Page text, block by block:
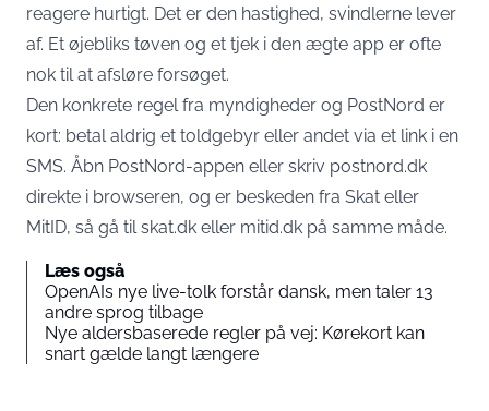
reagere hurtigt. Det er den hastighed, svindlerne lever
af. Et øjebliks tøven og et tjek i den ægte app er ofte
nok til at afsløre forsøget.
Den konkrete regel fra myndigheder og PostNord er
kort: betal aldrig et toldgebyr eller andet via et link i en
SMS. Åbn PostNord-appen eller skriv postnord.dk
direkte i browseren, og er beskeden fra Skat eller
MitID, så gå til skat.dk eller mitid.dk på samme måde.
Læs også
OpenAIs nye live-tolk forstår dansk, men taler 13
andre sprog tilbage
Nye aldersbaserede regler på vej: Kørekort kan
snart gælde langt længere